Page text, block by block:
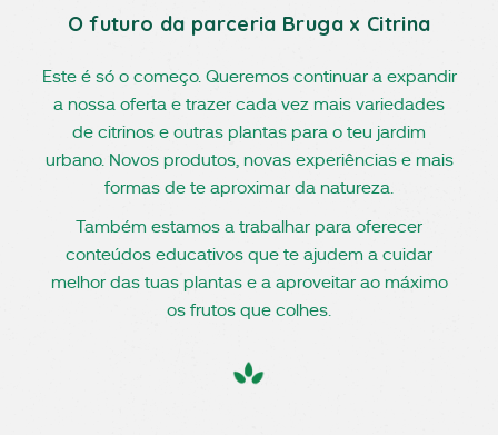
O futuro da parceria Bruga x Citrina
Este é só o começo. Queremos continuar a expandir
a nossa oferta e trazer cada vez mais variedades
de citrinos e outras plantas para o teu jardim
urbano. Novos produtos, novas experiências e mais
formas de te aproximar da natureza.
Também estamos a trabalhar para oferecer
conteúdos educativos que te ajudem a cuidar
melhor das tuas plantas e a aproveitar ao máximo
os frutos que colhes.